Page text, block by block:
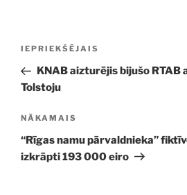
Iepriekšējā
ziņa:
IEPRIEKŠĒJAIS
KNAB aizturējis bijušo RTAB
Tolstoju
Nākamā
ziņa
NĀKAMAIS
“Rīgas namu pārvaldnieka”
izkrāpti 193 000 eiro